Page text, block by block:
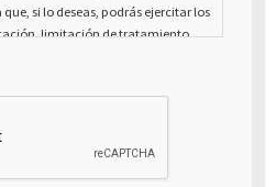
si lo deseas, podrás ejercitar los
limitación de tratamiento,
a la retirada del consentimiento
de los mismos, mediante escrito
núm. 1 Alfaz del Pí (03580),